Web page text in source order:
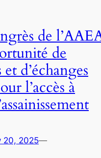
de
de
d’échanges
l’accès à
20, 2025—